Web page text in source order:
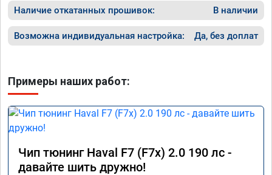
Наличие откатанных прошивок: В наличии
Возможна индивидуальная настройка: Да, без доплат
Примеры наших работ:
Чип тюнинг Haval F7 (F7x) 2.0 190 лс -
давайте шить дружно!